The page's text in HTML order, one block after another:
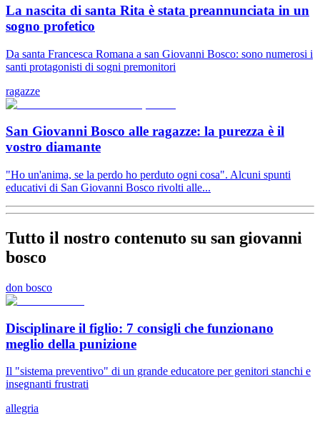
La nascita di santa Rita è stata preannunciata in un
sogno profetico
Da santa Francesca Romana a san Giovanni Bosco: sono numerosi i
santi protagonisti di sogni premonitori
ragazze
San Giovanni Bosco alle ragazze: la purezza è il
vostro diamante
"Ho un'anima, se la perdo ho perduto ogni cosa". Alcuni spunti
educativi di San Giovanni Bosco rivolti alle...
Tutto il nostro contenuto su san giovanni
bosco
don bosco
Disciplinare il figlio: 7 consigli che funzionano
meglio della punizione
Il "sistema preventivo" di un grande educatore per genitori stanchi e
insegnanti frustrati
allegria